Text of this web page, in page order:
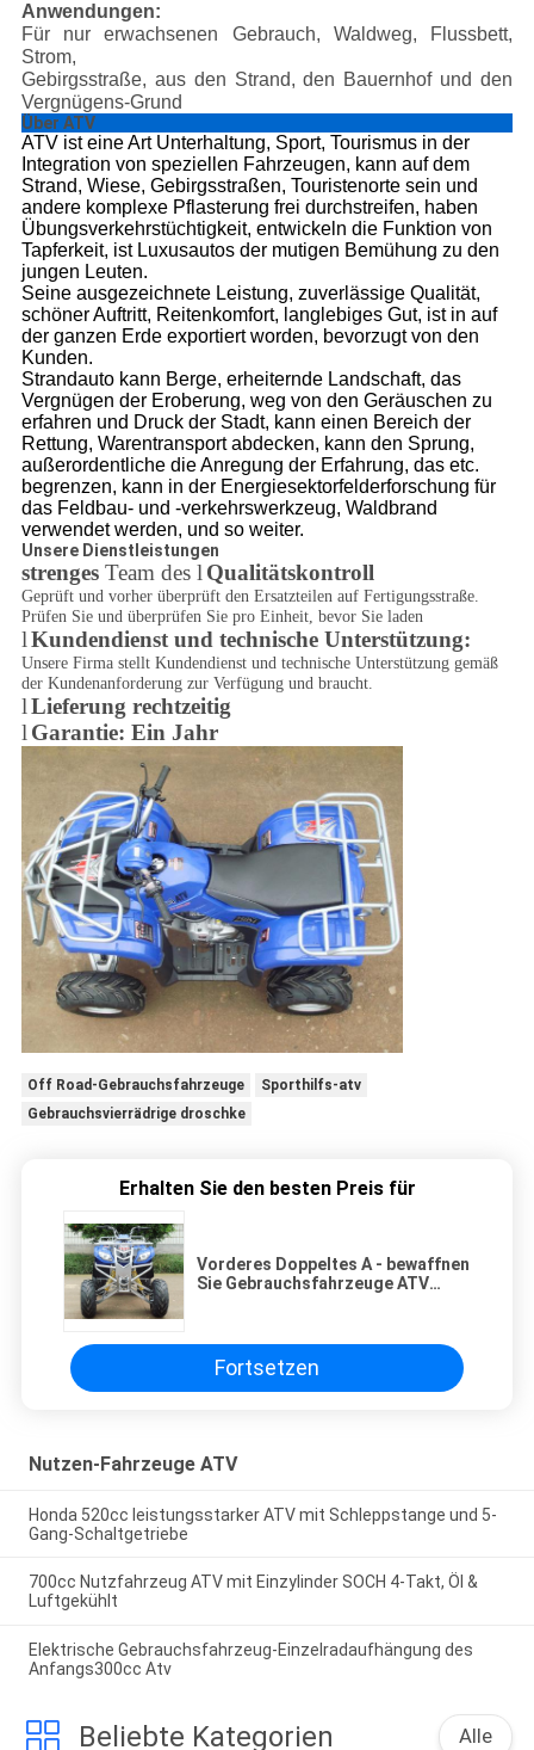
Anwendungen:
Für nur erwachsenen Gebrauch, Waldweg, Flussbett,
Strom,
Gebirgsstraße, aus den Strand, den Bauernhof und den
Vergnügens-Grund
Über ATV
ATV ist eine Art Unterhaltung, Sport, Tourismus in der
Integration von speziellen Fahrzeugen, kann auf dem
Strand, Wiese, Gebirgsstraßen, Touristenorte sein und
andere komplexe Pflasterung frei durchstreifen, haben
Übungsverkehrstüchtigkeit, entwickeln die Funktion von
Tapferkeit, ist Luxusautos der mutigen Bemühung zu den
jungen Leuten.
Seine ausgezeichnete Leistung, zuverlässige Qualität,
schöner Auftritt, Reitenkomfort, langlebiges Gut, ist in auf
der ganzen Erde exportiert worden, bevorzugt von den
Kunden.
Strandauto kann Berge, erheiternde Landschaft, das
Vergnügen der Eroberung, weg von den Geräuschen zu
erfahren und Druck der Stadt, kann einen Bereich der
Rettung, Warentransport abdecken, kann den Sprung,
außerordentliche die Anregung der Erfahrung, das etc.
begrenzen, kann in der Energiesektorfelderforschung für
das Feldbau- und -verkehrswerkzeug, Waldbrand
verwendet werden, und so weiter.
Unsere Dienstleistungen
strengesTeam des lQualitätskontroll
Geprüft und vorher überprüft den Ersatzteilen auf Fertigungsstraße.
Prüfen Sie und überprüfen Sie pro Einheit, bevor Sie laden
lKundendienst und technische Unterstützung:
Unsere Firma stellt Kundendienst und technische Unterstützung gemäß
der Kundenanforderung zur Verfügung und braucht.
lLieferung rechtzeitig
lGarantie: Ein Jahr
Off Road-Gebrauchsfahrzeuge
Sporthilfs-atv
Gebrauchsvierrädrige droschke
Erhalten Sie den besten Preis für
Vorderes Doppeltes A - bewaffnen
Sie Gebrauchsfahrzeuge ATV
Rückseite
Fortsetzen
Nutzen-Fahrzeuge ATV
Honda 520cc leistungsstarker ATV mit Schleppstange und 5-
Gang-Schaltgetriebe
700cc Nutzfahrzeug ATV mit Einzylinder SOCH 4-Takt, Öl &
Luftgekühlt
Elektrische Gebrauchsfahrzeug-Einzelradaufhängung des
Anfangs300cc Atv
Beliebte Kategorien Alle